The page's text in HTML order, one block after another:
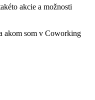
akcie a možnosti
akom som v Coworking